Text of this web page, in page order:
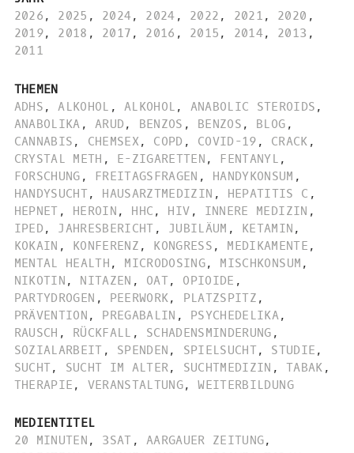
2026 , 2025 , 2024, 2024 , 2022 , 2021 , 2020 ,
2019, 2018 , 2017 , 2016 , 2015 , 2014, 2013 ,
2011
THEMEN
ADHS , ALKOHOL , ALKOHOL , ANABOLIC STEROIDS ,
ANABOLIKA , ARUD , BENZOS , BENZOS , BLOG ,
CANNABIS , CHEMSEX , COPD , COVID-19 , CRACK ,
CRYSTAL METH , E-ZIGARETTEN , FENTANYL ,
FORSCHUNG , FREITAGSFRAGEN , HANDYKONSUM ,
HANDYSUCHT, HAUSARZTMEDIZIN , HEPATITIS C ,
HEPNET , HEROIN , HHC , HIV , INNERE MEDIZIN ,
IPED , JAHRESBERICHT , JUBILÄUM , KETAMIN ,
KOKAIN , KONFERENZ , KONGRESS , MEDIKAMENTE ,
MENTAL HEALTH , MICRODOSING, MISCHKONSUM ,
NIKOTIN , NITAZEN , OAT, OPIOIDE ,
PARTYDROGEN , PEERWORK, PLATZSPITZ ,
PRÄVENTION , PREGABALIN , PSYCHEDELIKA,
RAUSCH , RÜCKFALL , SCHADENSMINDERUNG ,
SOZIALARBEIT , SPENDEN , SPIELSUCHT, STUDIE ,
SUCHT, SUCHT IM ALTER, SUCHTMEDIZIN , TABAK ,
THERAPIE , VERANSTALTUNG, WEITERBILDUNG
MEDIENTITEL
20 MINUTEN , 3SAT , AARGAUER ZEITUNG,